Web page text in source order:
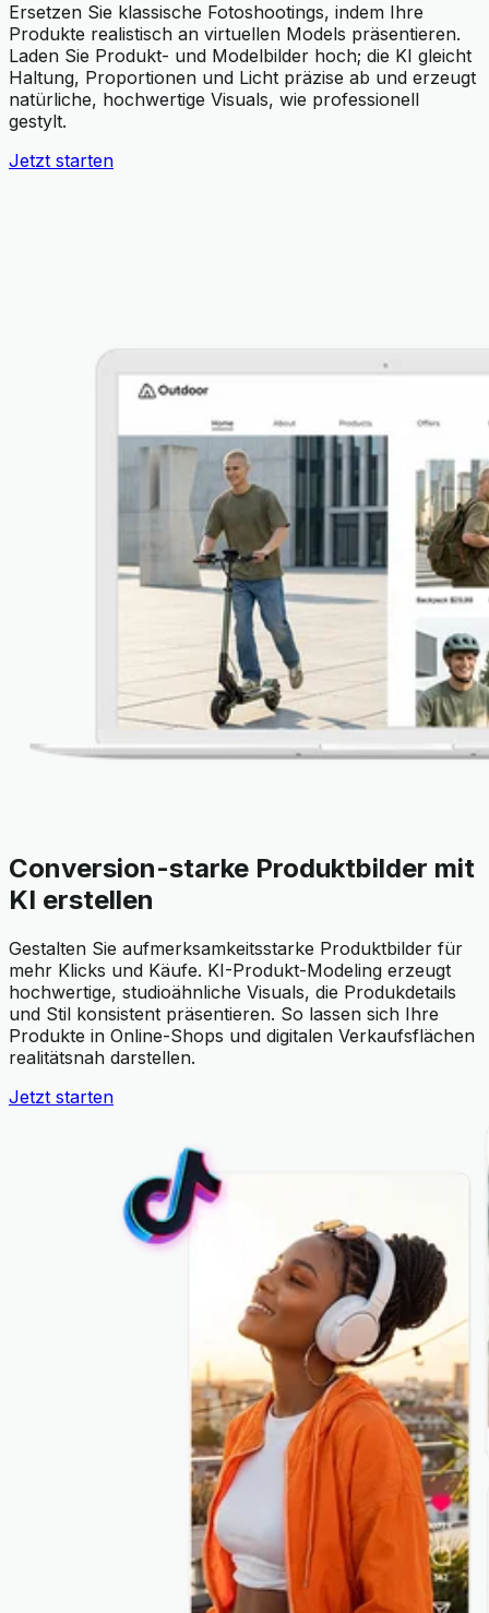
Ersetzen Sie klassische Fotoshootings, indem Ihre
Produkte realistisch an virtuellen Models präsentieren.
Laden Sie Produkt- und Modelbilder hoch; die KI gleicht
Haltung, Proportionen und Licht präzise ab und erzeugt
natürliche, hochwertige Visuals, wie professionell
gestylt.
Jetzt starten
Conversion-starke Produktbilder mit
KI erstellen
Gestalten Sie aufmerksamkeitsstarke Produktbilder für
mehr Klicks und Käufe. KI-Produkt-Modeling erzeugt
hochwertige, studioähnliche Visuals, die Produkdetails
und Stil konsistent präsentieren. So lassen sich Ihre
Produkte in Online-Shops und digitalen Verkaufsflächen
realitätsnah darstellen.
Jetzt starten